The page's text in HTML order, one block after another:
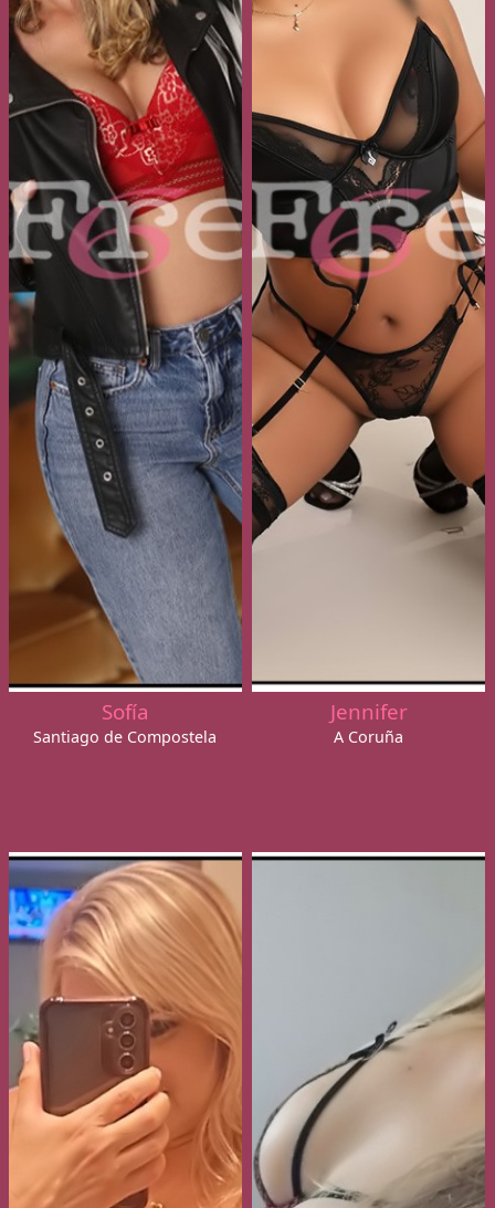
Sofía
Santiago de Compostela
Jennifer
A Coruña